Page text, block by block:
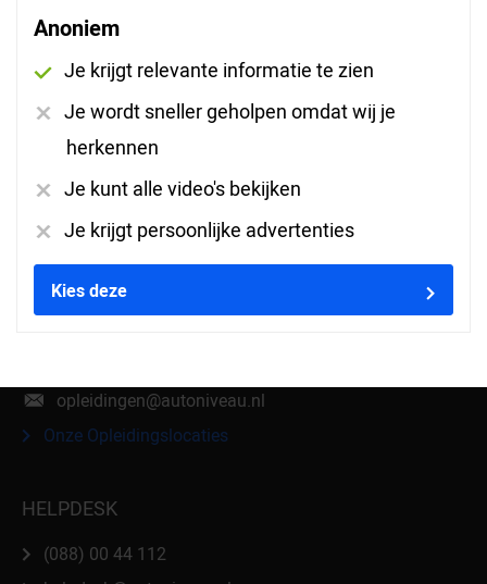
Anoniem
Je krijgt relevante informatie te zien
Je wordt sneller geholpen omdat wij je
herkennen
Je kunt alle video's bekijken
Je krijgt persoonlijke advertenties
Kies deze
Cookie en privacybeleid AutoNiveau 2020-06
VOLG ONS
CONTACT
opleidingen@autoniveau.nl
Onze Opleidingslocaties
HELPDESK
(088) 00 44 112